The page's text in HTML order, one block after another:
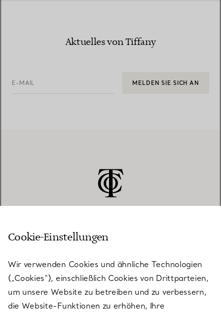
Aktuelles von Tiffany
E-MAIL MELDEN SIE SICH AN
KUNDENSERVICE
SERVICES
Cookie-Einstellungen
Wir verwenden Cookies und ähnliche Technologien
(„Cookies“), einschließlich Cookies von Drittparteien,
um unsere Website zu betreiben und zu verbessern,
die Website-Funktionen zu erhöhen, Ihre